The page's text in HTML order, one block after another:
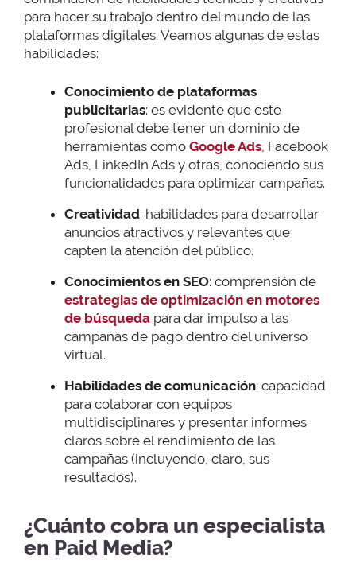
para hacer su trabajo dentro del mundo de las
plataformas digitales. Veamos algunas de estas
habilidades:
Conocimiento de plataformas
publicitarias: es evidente que este
profesional debe tener un dominio de
herramientas como Google Ads, Facebook
Ads, LinkedIn Ads y otras, conociendo sus
funcionalidades para optimizar campañas.
Creatividad: habilidades para desarrollar
anuncios atractivos y relevantes que
capten la atención del público.
Conocimientos en SEO: comprensión de
estrategias de optimización en motores
de búsqueda para dar impulso a las
campañas de pago dentro del universo
virtual.
Habilidades de comunicación: capacidad
para colaborar con equipos
multidisciplinares y presentar informes
claros sobre el rendimiento de las
campañas (incluyendo, claro, sus
resultados).
¿Cuánto cobra un especialista
en Paid Media?